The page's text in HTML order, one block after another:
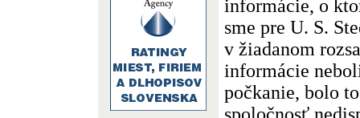
informácie, o
sme pre U. S.
v žiadanom
informácie
počkanie, bolo